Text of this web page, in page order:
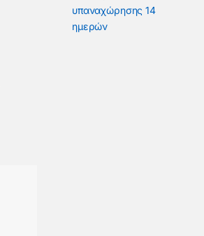
υπαναχώρησης 14
ημερών